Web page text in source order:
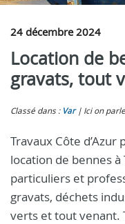
24 décembre 2024
Location de
gravats, tout
Classé dans : Var Ici on
Travaux Côte
location de bennes
particuliers et
gravats, déchets
verts et tout venant.